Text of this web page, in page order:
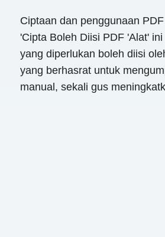
Ciptaan dan penggunaan
'Cipta Boleh Diisi PDF 'Alat'
yang diperlukan boleh diisi
yang berhasrat untuk
manual, sekali gus